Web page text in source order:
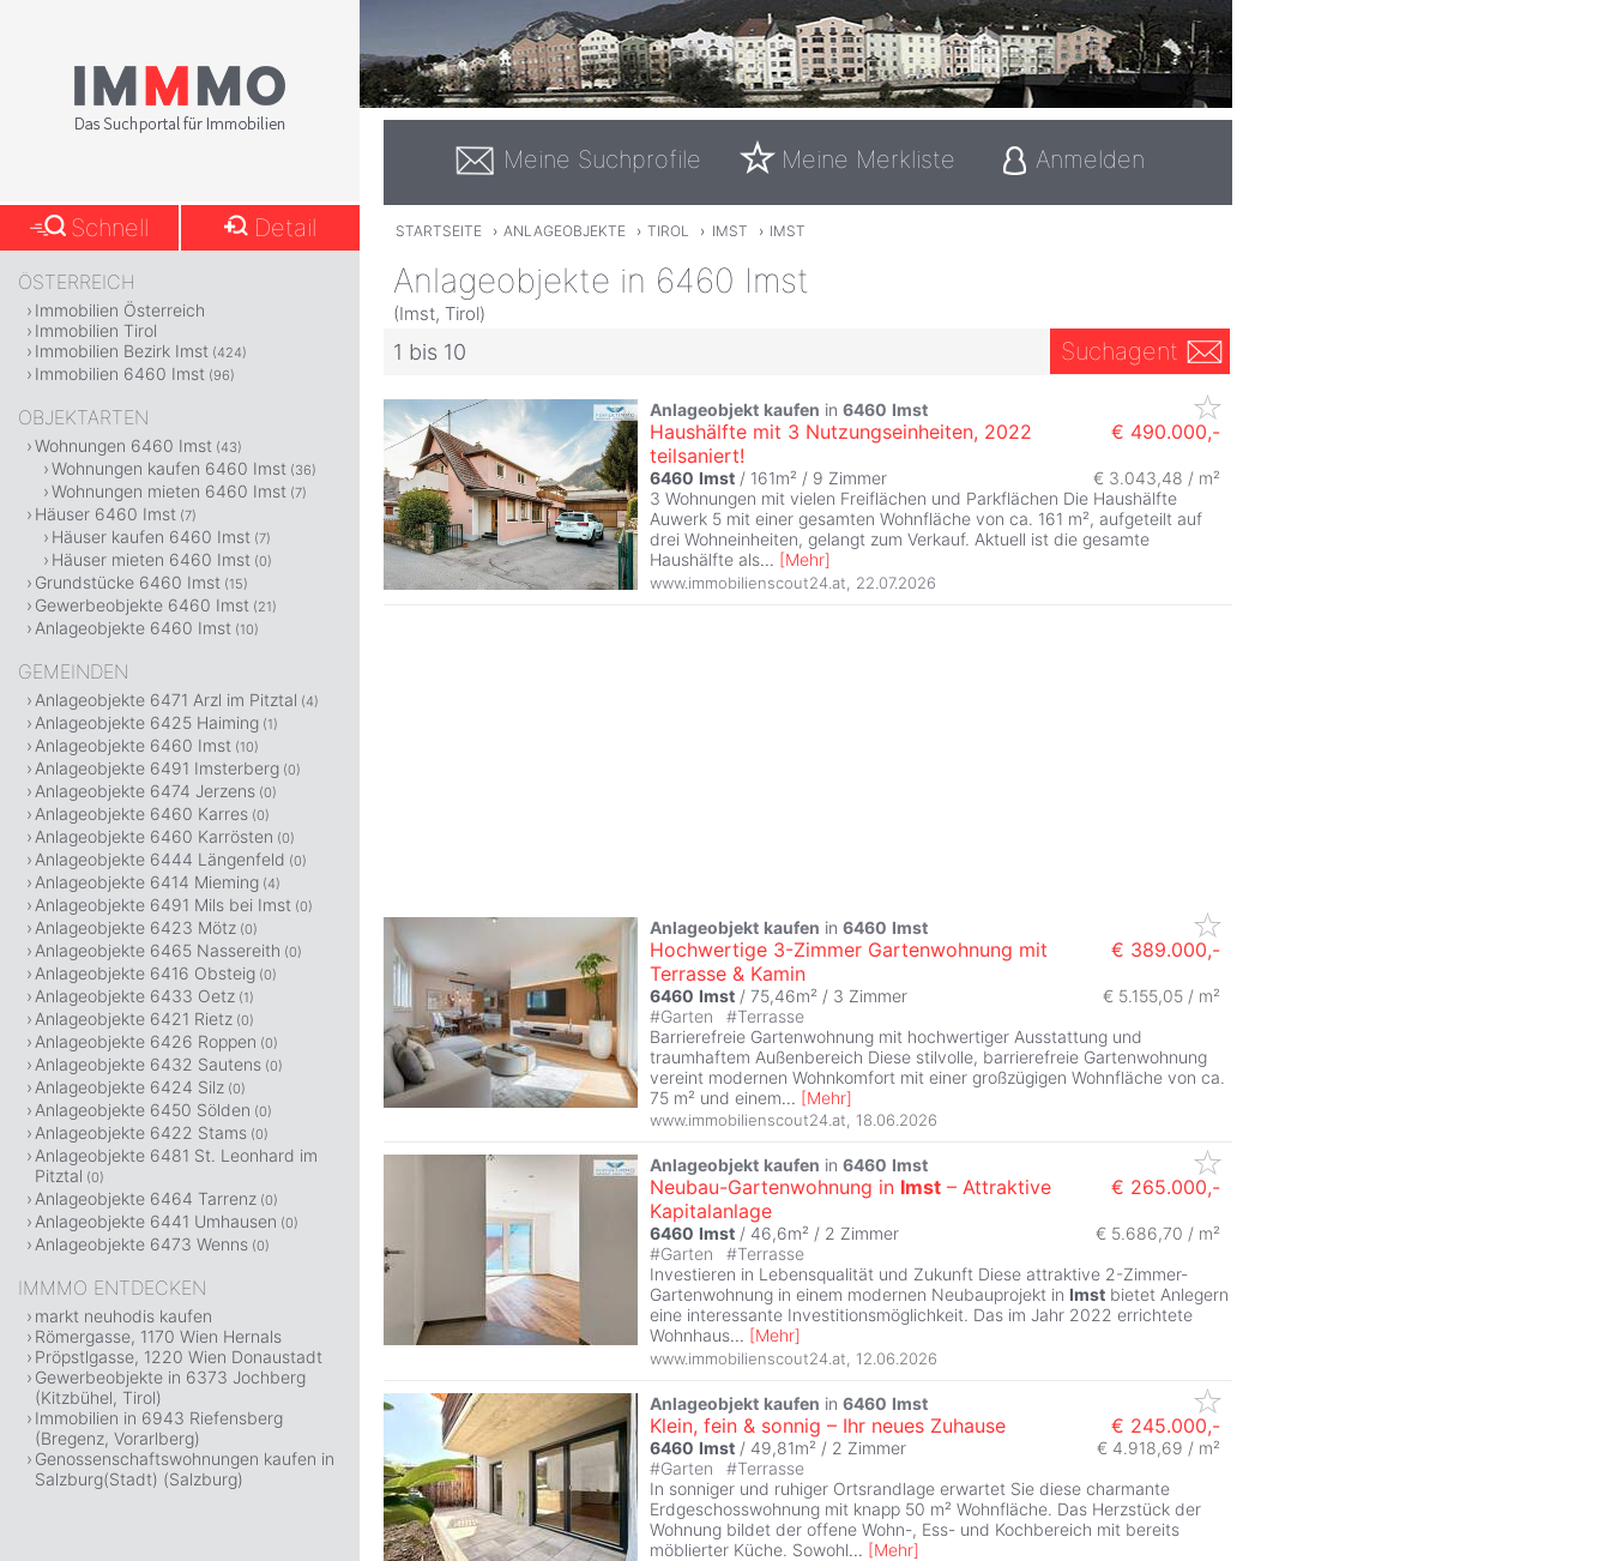
Meine Suchprofile Meine Merkliste Anmelden
STARTSEITE › ANLAGEOBJEKTE › TIROL › IMST › IMST
Anlageobjekte in 6460 Imst
(Imst, Tirol)
1 bis 10 Suchagent
Anlageobjekt kaufen in 6460 Imst
Haushälfte mit 3 Nutzungseinheiten, 2022
teilsaniert!
€ 490.000,-
6460 Imst / 161m² / 9 Zimmer
€ 3.043,48 / m²
3 Wohnungen mit vielen Freiflächen und Parkflächen Die Haushälfte
Auwerk 5 mit einer gesamten Wohnfläche von ca. 161 m², aufgeteilt auf
drei Wohneinheiten, gelangt zum Verkauf. Aktuell ist die gesamte
Haushälfte als... [Mehr]
www.immobilienscout24.at 22.07.2026
Anlageobjekt kaufen in 6460 Imst
Hochwertige 3-Zimmer Gartenwohnung mit
Terrasse & Kamin
€ 389.000,-
6460 Imst / 75,46m² / 3 Zimmer
€ 5.155,05 / m²
#Garten #Terrasse
Barrierefreie Gartenwohnung mit hochwertiger Ausstattung und
traumhaftem Außenbereich Diese stilvolle, barrierefreie Gartenwohnung
vereint modernen Wohnkomfort mit einer großzügigen Wohnfläche von ca.
75 m² und einem... [Mehr]
www.immobilienscout24.at, 18.06.2026
Anlageobjekt kaufen in 6460 Imst
Neubau-Gartenwohnung in Imst – Attraktive
Kapitalanlage
€ 265.000,-
6460 Imst / 46,6m² / 2 Zimmer
€ 5.686,70 / m²
#Garten #Terrasse
Investieren in Lebensqualität und Zukunft Diese attraktive 2-Zimmer-
Gartenwohnung in einem modernen Neubauprojekt in Imst bietet Anlegern
eine interessante Investitionsmöglichkeit. Das im Jahr 2022 errichtete
Wohnhaus... [Mehr]
www.immobilienscout24.at 12.06.2026
Anlageobjekt kaufen in 6460 Imst
Klein, fein & sonnig – Ihr neues Zuhause € 245.000,-
6460 Imst / 49,81m² / 2 Zimmer
€ 4.918,69 / m²
#Garten #Terrasse
In sonniger und ruhiger Ortsrandlage erwartet Sie diese charmante
Erdgeschosswohnung mit knapp 50 m² Wohnfläche. Das Herzstück der
Wohnung bildet der offene Wohn-, Ess- und Kochbereich mit bereits
möblierter Küche. Sowohl... [Mehr]
Schnell Detail
ÖSTERREICH
Immobilien Österreich
Immobilien Tirol
Immobilien Bezirk Imst (424)
Immobilien 6460 Imst (96)
OBJEKTARTEN
Wohnungen 6460 Imst (43)
Wohnungen kaufen 6460 Imst (36)
Wohnungen mieten 6460 Imst (7)
Häuser 6460 Imst (7)
Häuser kaufen 6460 Imst (7)
Häuser mieten 6460 Imst (0)
Grundstücke 6460 Imst (15)
Gewerbeobjekte 6460 Imst (21)
Anlageobjekte 6460 Imst (10)
GEMEINDEN
Anlageobjekte 6471 Arzl im Pitztal (4)
Anlageobjekte 6425 Haiming (1)
Anlageobjekte 6460 Imst (10)
Anlageobjekte 6491 Imsterberg (0)
Anlageobjekte 6474 Jerzens (0)
Anlageobjekte 6460 Karres (0)
Anlageobjekte 6460 Karrösten (0)
Anlageobjekte 6444 Längenfeld (0)
Anlageobjekte 6414 Mieming (4)
Anlageobjekte 6491 Mils bei Imst (0)
Anlageobjekte 6423 Mötz (0)
Anlageobjekte 6465 Nassereith (0)
Anlageobjekte 6416 Obsteig (0)
Anlageobjekte 6433 Oetz (1)
Anlageobjekte 6421 Rietz (0)
Anlageobjekte 6426 Roppen (0)
Anlageobjekte 6432 Sautens (0)
Anlageobjekte 6424 Silz (0)
Anlageobjekte 6450 Sölden (0)
Anlageobjekte 6422 Stams (0)
Anlageobjekte 6481 St. Leonhard im
Pitztal (0)
Anlageobjekte 6464 Tarrenz (0)
Anlageobjekte 6441 Umhausen (0)
Anlageobjekte 6473 Wenns (0)
IMMMO ENTDECKEN
markt neuhodis kaufen
Römergasse, 1170 Wien Hernals
Pröpstlgasse, 1220 Wien Donaustadt
Gewerbeobjekte in 6373 Jochberg
(Kitzbühel, Tirol)
Immobilien in 6943 Riefensberg
(Bregenz, Vorarlberg)
Genossenschaftswohnungen kaufen in
Salzburg(Stadt) (Salzburg)